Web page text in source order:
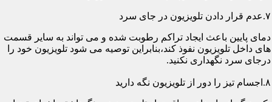
۷.عدم قرار دادن تلویزیون در جای سرد
دمای پایین باعث ایجاد تراکم رطوبت شده و می تواند به سایر قسمت
های داخل تلویزیون نفوذ کند،بنابراین توصیه می شود تلویزیون خود را
درجای سرد نگهداری نکنید.
۸.اجسام تیز را دور از تلویزیون نگه دارید